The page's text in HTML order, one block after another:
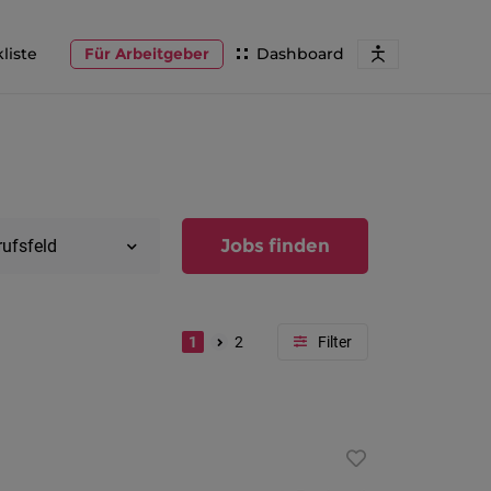
Dashboard
Für Arbeitgeber
Jobs finden
1 2